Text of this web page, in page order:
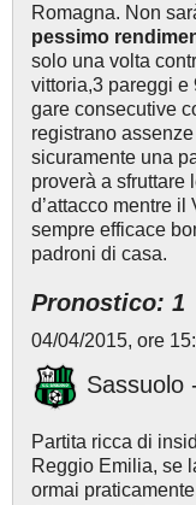
Romagna. Non
pessimo
solo una volta
vittoria,3 pareggi e
gare consecutive
registrano
sicuramente una
proverà a sfruttare
d’attacco mentre
sempre efficace
padroni di casa.
Pronostico: 1
04/04/2015, ore
Sassuolo
Partita ricca di
Reggio Emilia, se
ormai